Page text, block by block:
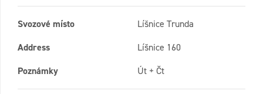
Svozové místo
Líšnice Trunda
Address
Líšnice 160
Poznámky
Út + Čt